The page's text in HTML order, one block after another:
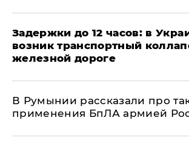
Задержки до 12 часов: в
возник транспортный
железной дороге
В Румынии рассказали про
применения БпЛА армией